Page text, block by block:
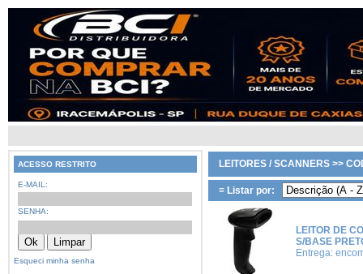
ACESSO RESTRITO
E-MAIL:
SENHA:
Esqueci minha senha
LEITORES / SCANNERS >>
≡ Listar por:
LEITOR DE
S/BASE
Entrega: